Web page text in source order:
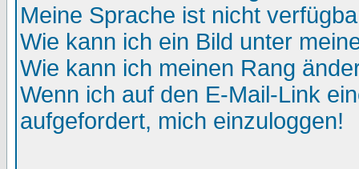
Meine Sprache ist nicht
Wie kann ich ein Bild unter
Wie kann ich meinen Rang
Wenn ich auf den E-Mail-Link
aufgefordert, mich einzuloggen!